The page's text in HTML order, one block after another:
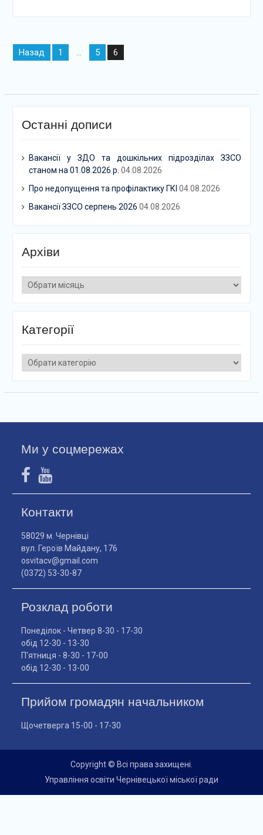
Навігація
записів
Назад 1 5 6
Останні дописи
Вакансії у ЗДО та дошкільних підрозділах ЗЗСО
станом на 01.08.2026 р. 04.08.2026
Про недопущення та профілактику ГКІ 04.08.2026
Вакансії ЗЗСО серпень 2026 04.08.2026
Архіви
Архіви
Категорії
Категорії
Ми у соцмережах
Контакти
58029 м. Чернівці
вул. Героїв Майдану, 176
osvitacv@gmail.com
(0372) 53-30-87
Розклад роботи
Понеділок - Четвер 8-30 - 17-30
обід 12-30 - 13-30
П'ятниця - 8-30 - 17-00
обід 12-30 - 13-00
Прийом громадян начальником
Щочетверга 15-00 - 17-30
Copyright © Всі права захищені.
Управління освіти Чернівецької міської ради